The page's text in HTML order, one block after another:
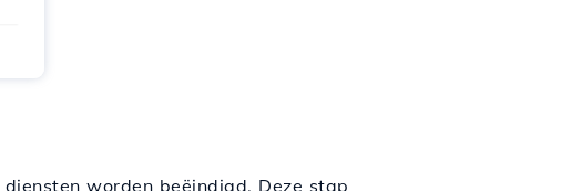
worden beëindigd. Deze stap